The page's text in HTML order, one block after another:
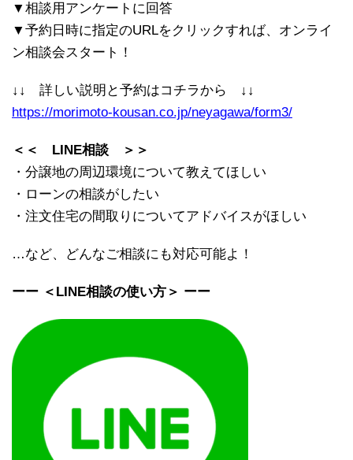
▼相談用アンケートに回答
▼予約日時に指定のURLをクリックすれば、オンライ
ン相談会スタート！
↓↓ 詳しい説明と予約はコチラから ↓↓
https://morimoto-kousan.co.jp/neyagawa/form3/
＜＜ LINE相談 ＞＞
・分譲地の周辺環境について教えてほしい
・ローンの相談がしたい
・注文住宅の間取りについてアドバイスがほしい
…など、どんなご相談にも対応可能よ！
ーー ＜LINE相談の使い方＞ ーー